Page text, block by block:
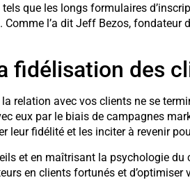
que les longs formulaires
l’a dit Jeff Bezos, fondateur
fidélisation des
la relation avec vos clients ne se
eux par le biais de campagnes
leur fidélité et les inciter à revenir
et en maîtrisant la psychologie du
en clients fortunés et